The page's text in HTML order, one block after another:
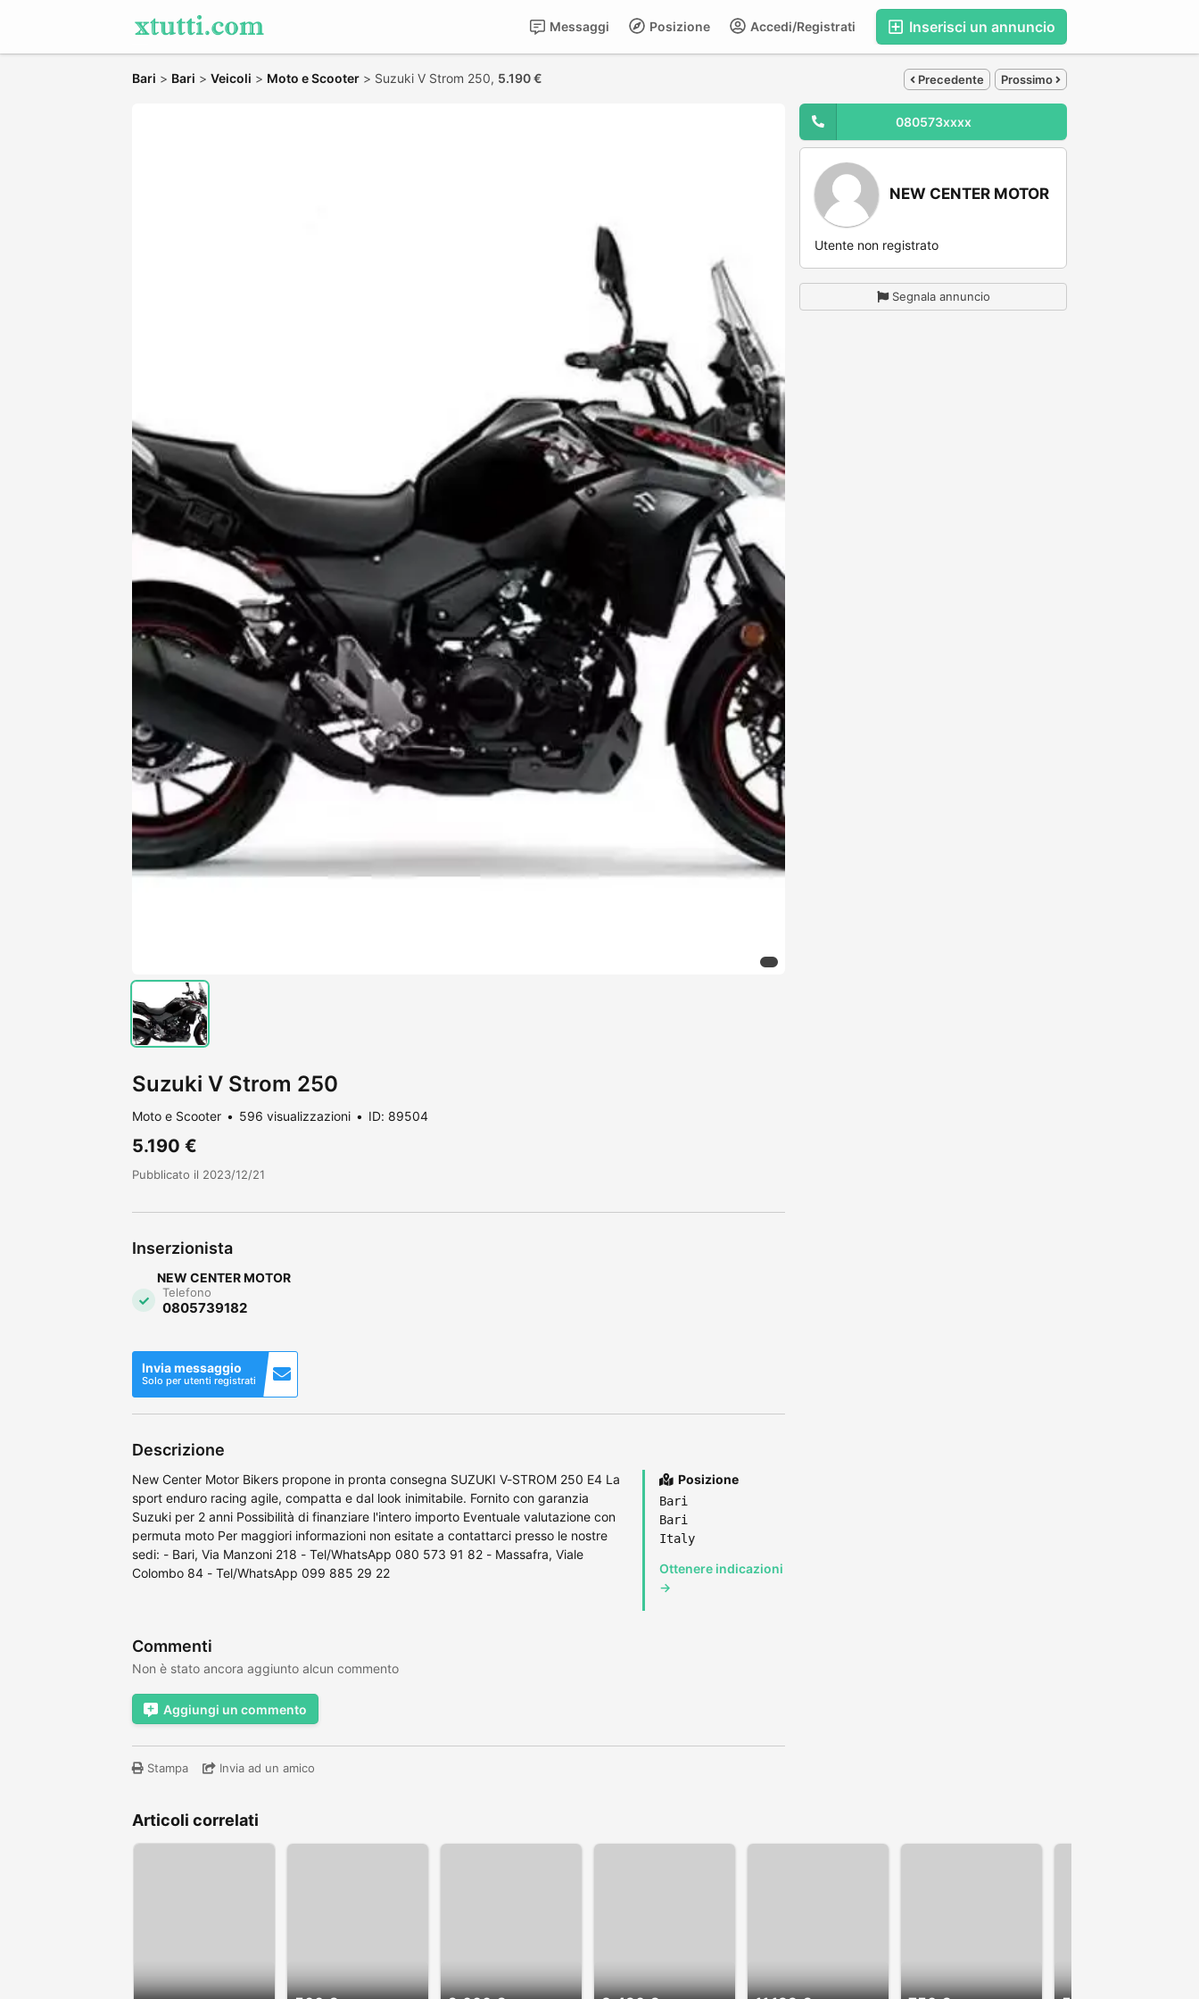
Inserisci un annuncio
Accedi/Registrati
Posizione
Messaggi
Bari > Bari > Veicoli > Moto e Scooter > Suzuki V Strom 250, 5.190 € Precedente Prossimo
Suzuki V Strom 250
Moto e Scooter 596 visualizzazioni ID: 89504
5.190 €
Pubblicato il 2023/12/21
Inserzionista
NEW CENTER MOTOR
Telefono
0805739182
Invia messaggio
Solo per utenti registrati
Descrizione
New Center Motor Bikers propone in pronta consegna SUZUKI V-STROM 250 E4 La
sport enduro racing agile, compatta e dal look inimitabile. Fornito con garanzia
Suzuki per 2 anni Possibilità di finanziare l'intero importo Eventuale valutazione con
permuta moto Per maggiori informazioni non esitate a contattarci presso le nostre
sedi: - Bari, Via Manzoni 218 - Tel/WhatsApp 080 573 91 82 - Massafra, Viale
Colombo 84 - Tel/WhatsApp 099 885 29 22
Posizione
Bari
Bari
Italy
Ottenere indicazioni
→
Commenti
Non è stato ancora aggiunto alcun commento
Aggiungi un commento
Stampa Invia ad un amico
080573xxxx
NEW CENTER MOTOR
Utente non registrato
Segnala annuncio
Articoli correlati